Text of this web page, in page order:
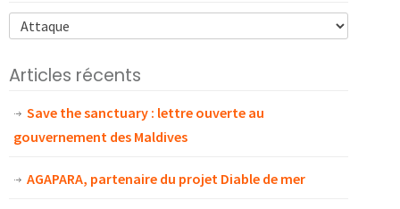
Articles récents
Save the sanctuary : lettre ouverte au
gouvernement des Maldives
AGAPARA, partenaire du projet Diable de mer